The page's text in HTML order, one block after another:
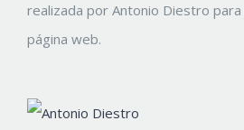
realizada por Antonio Diestro
página web.